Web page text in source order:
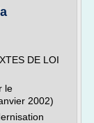
DE LOI
le
2002)